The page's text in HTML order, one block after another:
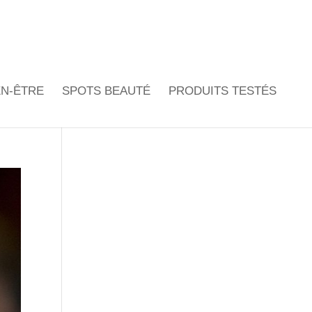
ÊTRE SPOTS BEAUTÉ PRODUITS TESTÉS